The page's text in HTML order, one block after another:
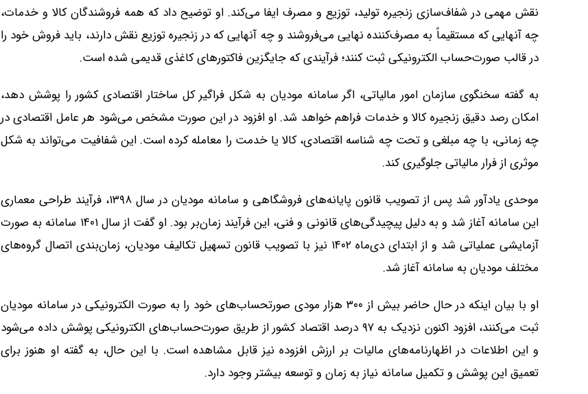
نقش مهمی در شفاف‌سازی زنجیره تولید، توزیع و مصرف ایفا می‌کند. او توضیح داد که همه فروشندگان کالا و خدمات،
چه آنهایی که مستقیماً به مصرف‌کننده نهایی می‌فروشند و چه آنهایی که در زنجیره توزیع نقش دارند، باید فروش خود را
در قالب صورت‌حساب الکترونیکی ثبت کنند؛ فرآیندی که جایگزین فاکتورهای کاغذی قدیمی شده است.
به گفته سخنگوی سازمان امور مالیاتی، اگر سامانه مودیان به شکل فراگیر کل ساختار اقتصادی کشور را پوشش دهد،
امکان رصد دقیق زنجیره کالا و خدمات فراهم خواهد شد. او افزود در این صورت مشخص می‌شود هر عامل اقتصادی در
چه زمانی، با چه مبلغی و تحت چه شناسه اقتصادی، کالا یا خدمت را معامله کرده است. این شفافیت می‌تواند به شکل
موثری از فرار مالیاتی جلوگیری کند.
موحدی یادآور شد پس از تصویب قانون پایانه‌های فروشگاهی و سامانه مودیان در سال ۱۳۹۸، فرآیند طراحی معماری
این سامانه آغاز شد و به دلیل پیچیدگی‌های قانونی و فنی، این فرآیند زمان‌بر بود. او گفت از سال ۱۴۰۱ سامانه به صورت
آزمایشی عملیاتی شد و از ابتدای دی‌ماه ۱۴۰۲ نیز با تصویب قانون تسهیل تکالیف مودیان، زمان‌بندی اتصال گروه‌های
مختلف مودیان به سامانه آغاز شد.
او با بیان اینکه در حال حاضر بیش از ۳۰۰ هزار مودی صورتحساب‌های خود را به صورت الکترونیکی در سامانه مودیان
ثبت می‌کنند، افزود اکنون نزدیک به ۹۷ درصد اقتصاد کشور از طریق صورت‌حساب‌های الکترونیکی پوشش داده می‌شود
و این اطلاعات در اظهارنامه‌های مالیات بر ارزش افزوده نیز قابل مشاهده است. با این حال، به گفته او هنوز برای
تعمیق این پوشش و تکمیل سامانه نیاز به زمان و توسعه بیشتر وجود دارد.